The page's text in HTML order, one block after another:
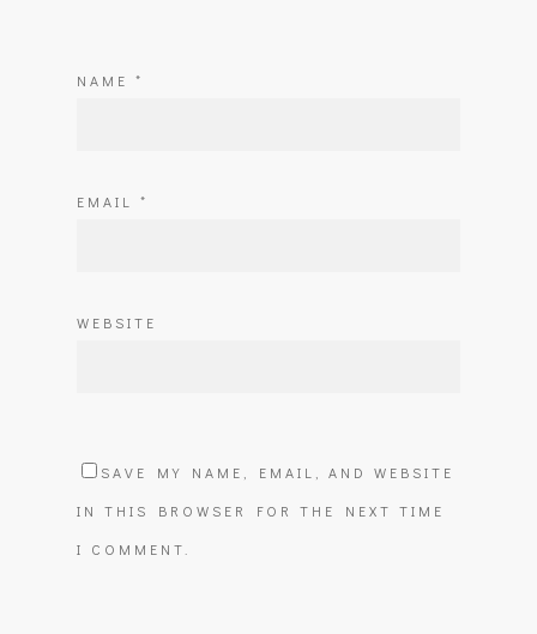
NAME *
EMAIL *
WEBSITE
SAVE MY NAME, EMAIL, AND WEBSITE
IN THIS BROWSER FOR THE NEXT TIME
I COMMENT.